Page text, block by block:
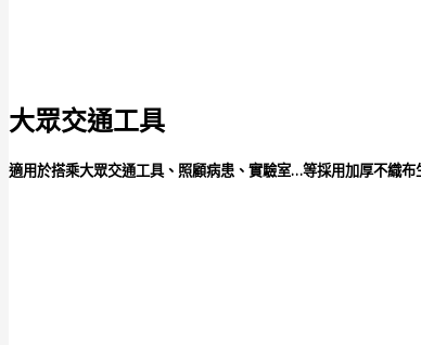
大眾交通工具
適用於搭乘大眾交通工具、照顧病患、實驗室…等採用加厚不織